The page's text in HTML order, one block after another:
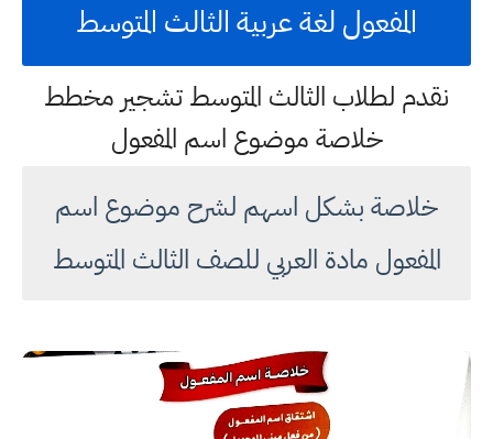
المفعول لغة عربية الثالث المتوسط
نقدم لطلاب الثالث المتوسط تشجير مخطط
خلاصة موضوع اسم المفعول
خلاصة بشكل اسهم لشرح موضوع اسم
المفعول مادة العربي للصف الثالث المتوسط